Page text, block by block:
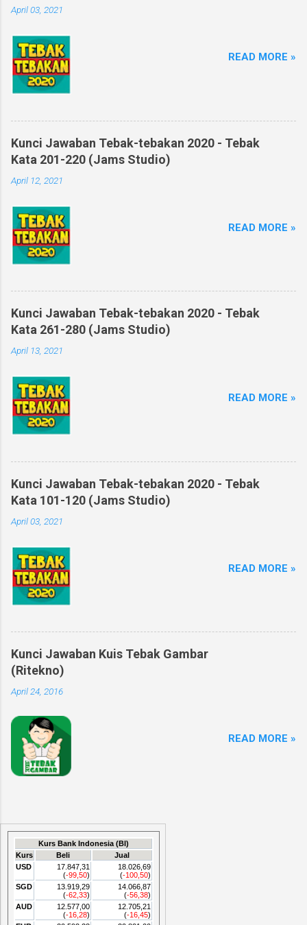
April 03, 2021
READ MORE »
Kunci Jawaban Tebak-tebakan 2020 - Tebak
Kata 201-220 (Jams Studio)
April 12, 2021
READ MORE »
Kunci Jawaban Tebak-tebakan 2020 - Tebak
Kata 261-280 (Jams Studio)
April 13, 2021
READ MORE »
Kunci Jawaban Tebak-tebakan 2020 - Tebak
Kata 101-120 (Jams Studio)
April 03, 2021
READ MORE »
Kunci Jawaban Kuis Tebak Gambar
(Ritekno)
April 24, 2016
READ MORE »